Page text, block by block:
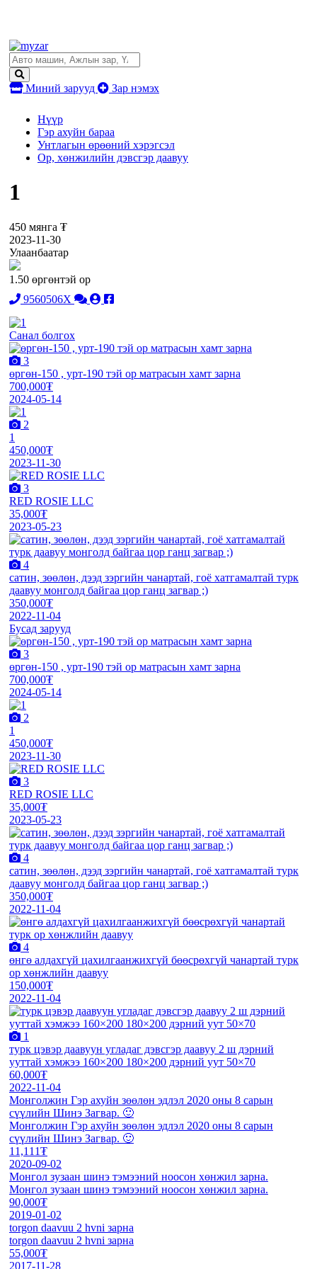
Миний зарууд Зар нэмэх
Нүүр
Гэр ахуйн бараа
Унтлагын өрөөний хэрэгсэл
Ор, хөнжилийн дэвсгэр даавуу
1
450 мянга ₮
2023-11-30
Улаанбаатар
1.50 өргөнтэй ор
9560506X
Санал болгох
3
өргөн-150 , урт-190 тэй ор матрасын хамт зарна
700,000₮
2024-05-14
2
1
450,000₮
2023-11-30
3
RED ROSIE LLC
35,000₮
2023-05-23
4
сатин, зөөлөн, дээд зэргийн чанартай, гоё хатгамалтай турк
даавуу монголд байгаа цор ганц загвар ;)
350,000₮
2022-11-04
Бусад зарууд
3
өргөн-150 , урт-190 тэй ор матрасын хамт зарна
700,000₮
2024-05-14
2
1
450,000₮
2023-11-30
3
RED ROSIE LLC
35,000₮
2023-05-23
4
сатин, зөөлөн, дээд зэргийн чанартай, гоё хатгамалтай турк
даавуу монголд байгаа цор ганц загвар ;)
350,000₮
2022-11-04
4
өнгө алдахгүй цахилгаанжихгүй бөөсрөхгүй чанартай турк
ор хөнжлийн даавуу
150,000₮
2022-11-04
1
турк цэвэр даавуун угладаг дэвсгэр даавуу 2 ш дэрний
ууттай хэмжээ 160×200 180×200 дэрний уут 50×70
60,000₮
2022-11-04
Монголжин Гэр ахуйн зөөлөн эдлэл 2020 оны 8 сарын
сүүлийн Шинэ Загвар. 🙂
Монголжин Гэр ахуйн зөөлөн эдлэл 2020 оны 8 сарын
сүүлийн Шинэ Загвар. 🙂
11,111₮
2020-09-02
Монгол зузаан шинэ тэмээний ноосон хөнжил зарна.
Монгол зузаан шинэ тэмээний ноосон хөнжил зарна.
90,000₮
2019-01-02
torgon daavuu 2 hvni зарна
torgon daavuu 2 hvni зарна
55,000₮
2017-11-28